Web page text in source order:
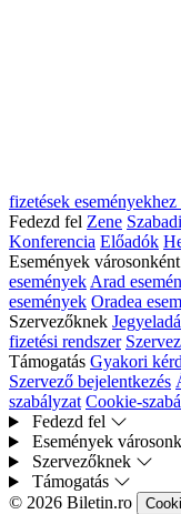
fizetések
Fedezd fel Zene
Konferencia Előadók
Események városonként
események Arad
események Oradea
Szervezőknek
fizetési rendszer
Támogatás Gyakori
Szervező bejelentkezés
szabályzat Cookie-
Fedezd fel
Események
Szervezőknek
Támogatás
© 2026 Biletin.ro